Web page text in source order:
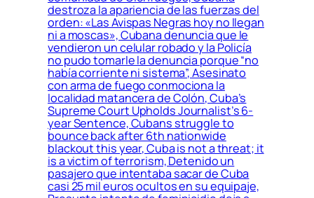
destroza la apariencia de las fuerzas del
orden: «Las Avispas Negras hoy no llegan
ni a moscas», Cubana denuncia que le
vendieron un celular robado y la Policía
no pudo tomarle la denuncia porque “no
había corriente ni sistema”, Asesinato
con arma de fuego conmociona la
localidad matancera de Colón, Cuba’s
Supreme Court Upholds Journalist’s 6-
year Sentence, Cubans struggle to
bounce back after 6th nationwide
blackout this year, Cuba is not a threat; it
is a victim of terrorism, Detenido un
pasajero que intentaba sacar de Cuba
casi 25 mil euros ocultos en su equipaje,